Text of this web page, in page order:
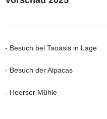
- Besuch bei Taoasis in Lage
- Besuch der Alpacas
- Heerser Mühle